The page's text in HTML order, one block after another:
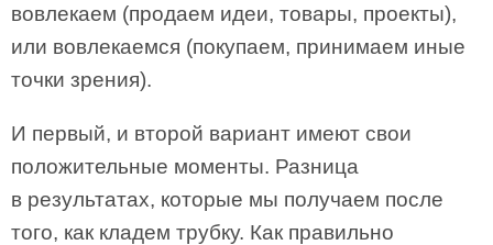
вовлекаем (продаем идеи, товары, проекты),
или вовлекаемся (покупаем, принимаем иные
точки зрения).
И первый, и второй вариант имеют свои
положительные моменты. Разница
в результатах, которые мы получаем после
того, как кладем трубку. Как правильно